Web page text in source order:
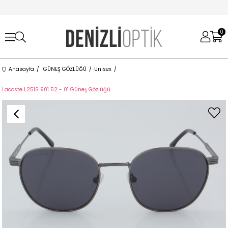
0
Anasayfa GÜNEŞ GÖZLÜĞÜ Unisex
Lacoste L251S 901 52 - 01 Güneş Gözlüğü